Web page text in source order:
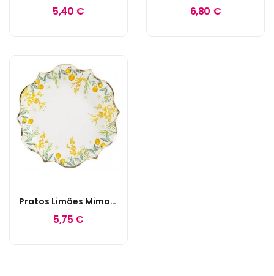
5,40 € 6,80 €
Pratos Limões Mimosa
5,75 €